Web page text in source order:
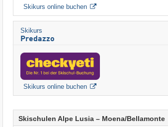
Skikurs online buchen
Skikurs
Predazzo
Skikurs online buchen
Skischulen Alpe Lusia – Moena/​Bellamonte